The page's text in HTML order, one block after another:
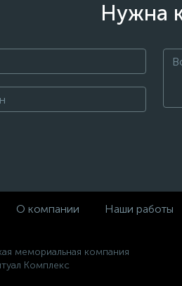
Нужна
О компании Наши работы
мемориальная компания
Комплекс